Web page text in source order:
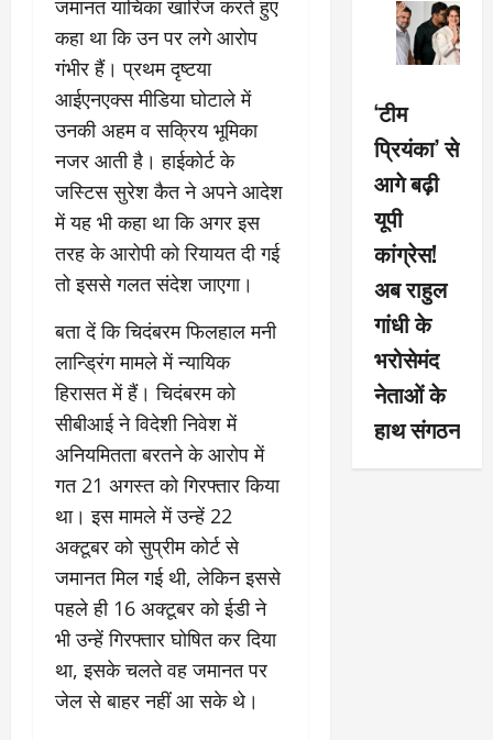
जमानत याचिका खारिज करते हुए
कहा था कि उन पर लगे आरोप
गंभीर हैं। प्रथम दृष्टया
आईएनएक्स मीडिया घोटाले में
उनकी अहम व सक्रिय भूमिका
नजर आती है। हाईकोर्ट के
जस्टिस सुरेश कैत ने अपने आदेश
में यह भी कहा था कि अगर इस
तरह के आरोपी को रियायत दी गई
तो इससे गलत संदेश जाएगा।
बता दें कि चिदंबरम फिलहाल मनी
लान्ड्रिंग मामले में न्यायिक
हिरासत में हैं। चिदंबरम को
सीबीआई ने विदेशी निवेश में
अनियमितता बरतने के आरोप में
गत 21 अगस्त को गिरफ्तार किया
था। इस मामले में उन्हें 22
अक्टूबर को सुप्रीम कोर्ट से
जमानत मिल गई थी, लेकिन इससे
पहले ही 16 अक्टूबर को ईडी ने
भी उन्हें गिरफ्तार घोषित कर दिया
था, इसके चलते वह जमानत पर
जेल से बाहर नहीं आ सके थे।
‘टीम
प्रियंका’ से
आगे बढ़ी
यूपी
कांग्रेस!
अब राहुल
गांधी के
भरोसेमंद
नेताओं के
हाथ संगठन